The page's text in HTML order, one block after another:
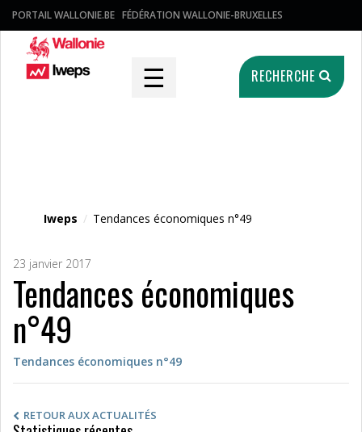
PORTAIL WALLONIE.BE FÉDÉRATION WALLONIE-BRUXELLES
☰ RECHERCHE
Iweps / Tendances économiques n°49
23 janvier 2017
Tendances économiques
n°49
Tendances économiques n°49
RETOUR AUX ACTUALITÉS